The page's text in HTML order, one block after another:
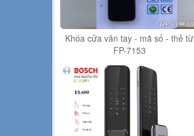
Khóa cửa vân tay - mã số - thẻ từ
FP-7153